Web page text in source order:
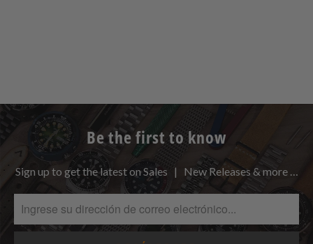
Be the first to know
Sign up to get the latest on Sales | New Releases & more …